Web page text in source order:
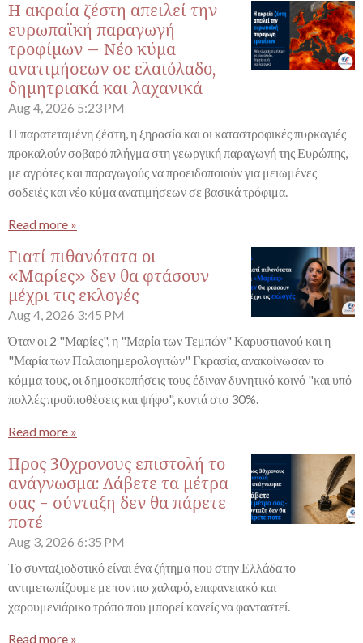
Η ακραία ζέστη απειλεί την
ευρωπαϊκή παραγωγή
τροφίμων – Νέο κύμα
ανατιμήσεων σε ελαιόλαδο,
δημητριακά και λαχανικά
Aug 4, 2026 5:23 PM
Η παρατεταμένη ζέστη, η ξηρασία και οι καταστροφικές πυρκαγιές
προκαλούν σοβαρό πλήγμα στη γεωργική παραγωγή της Ευρώπης,
με αγρότες και παραγωγούς να προειδοποιούν για μειωμένες
σοδειές και νέο κύμα ανατιμήσεων σε βασικά τρόφιμα.
Read more »
Γιατί πιθανότατα οι
«Μαρίες» δεν θα φτάσουν
μέχρι τις εκλογές
Aug 4, 2026 3:45 PM
Όταν οι 2 "Μαρίες", η "Μαρία των Τεμπών" Καρυστιανού και η
"Μαρία των Παλαιοημερολογιτών" Γκρασία, ανακοίνωσαν το
κόμμα τους, οι δημοσκοπήσεις τους έδιναν δυνητικό κοινό "και υπό
πολλές προϋποθέσεις και ψήφο", κοντά στο 30%.
Read more »
Προς 30χρονους επιστολή το
ανάγνωσμα: Λάβετε τα μέτρα
σας - σύνταξη δεν θα πάρετε
ποτέ
Aug 3, 2026 6:35 PM
Το συνταξιοδοτικό είναι ένα ζήτημα που στην Ελλάδα το
αντιμετωπίζουμε με τον πιο χαλαρό, επιφανειακό και
χαρουμενιάρικο τρόπο που μπορεί κανείς να φανταστεί.
Read more »